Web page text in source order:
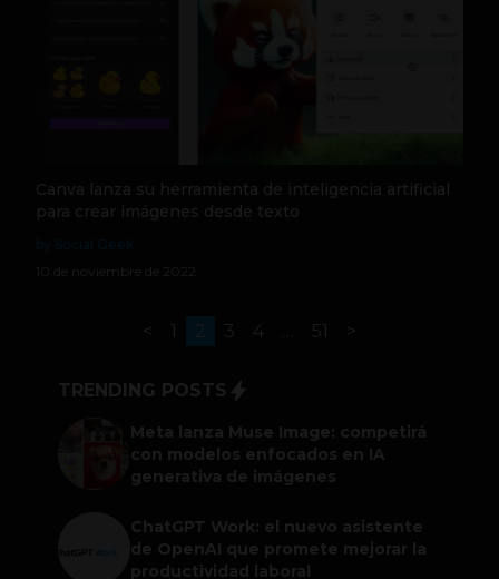
Canva lanza su herramienta de inteligencia artificial
para crear imágenes desde texto
10 de noviembre de 2022
1 2 3 4 51
TRENDING POSTS
Meta lanza Muse Image: competirá
con modelos enfocados en IA
generativa de imágenes
ChatGPT Work: el nuevo asistente
de OpenAI que promete mejorar la
productividad laboral